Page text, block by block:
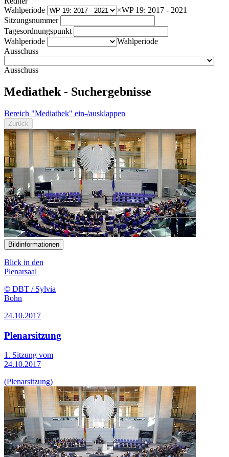
Wahlperiode
×WP 19: 2017 - 2021
Sitzungsnummer
Tagesordnungspunkt
Wahlperiode
Wahlperiode
Ausschuss
Ausschuss
Mediathek - Suchergebnisse
Bereich "Mediathek" ein-/ausklappen
Zurück
Bildinformationen
Blick in den
Plenarsaal
© DBT / Sylvia
Bohn
24.10.2017
Plenarsitzung
1. Sitzung vom
24.10.2017
(Plenarsitzung)